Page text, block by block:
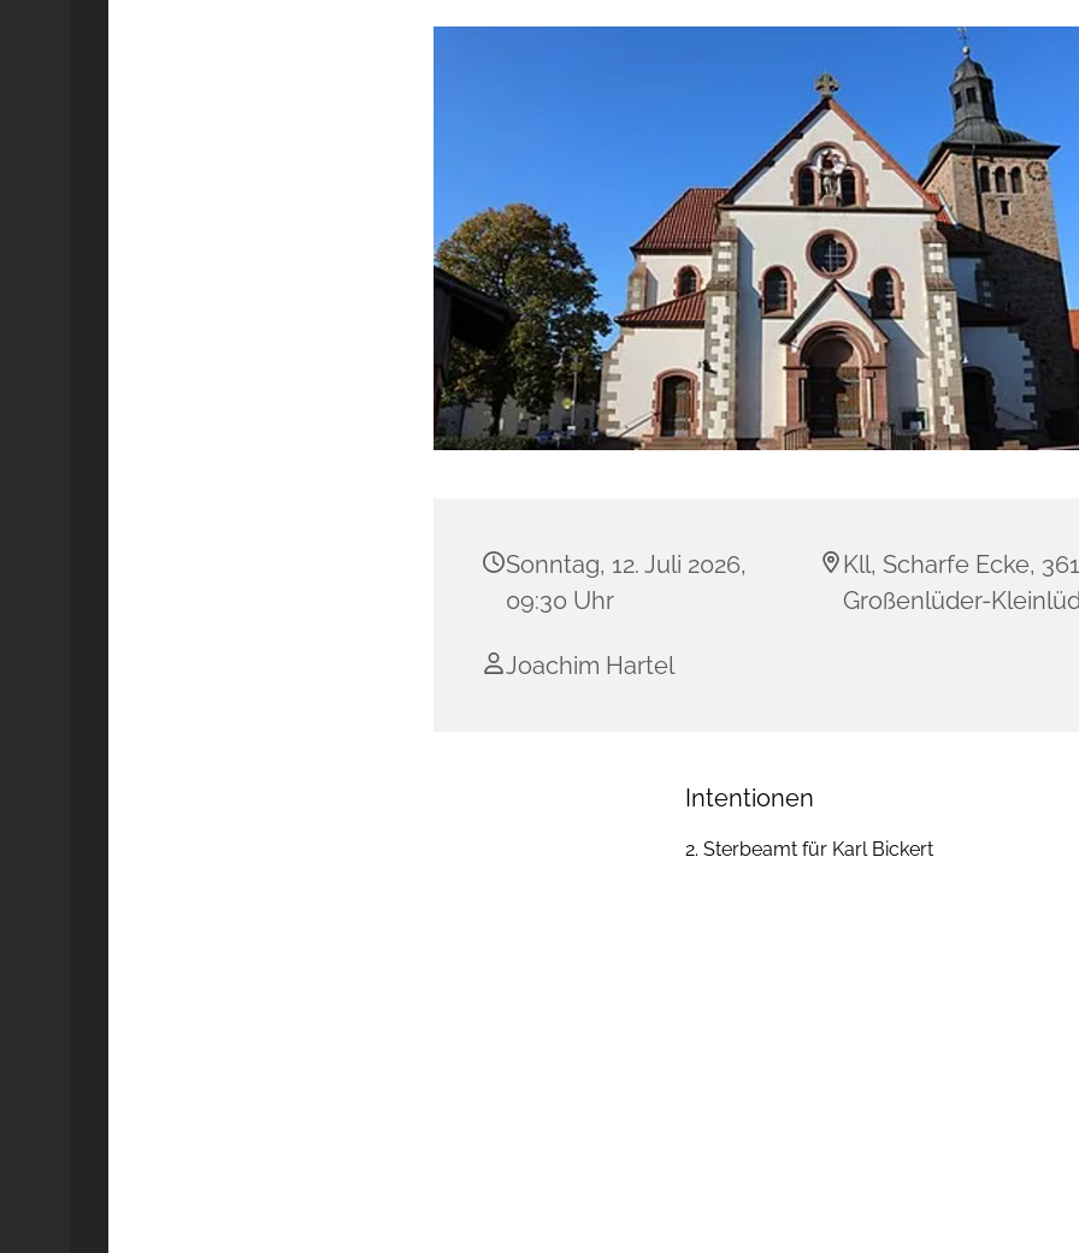
Sonntag, 12. Juli 2026,
09:30 Uhr
Kll, Scharfe Ecke,
Großenlüder-
Joachim Hartel
Intentionen
2. Sterbeamt für Karl Bickert